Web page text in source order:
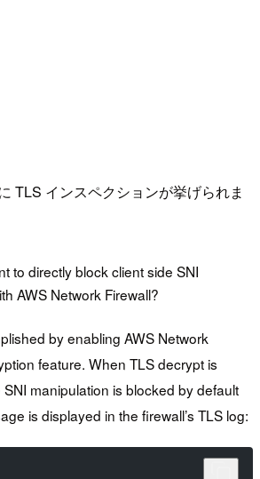
TLS インスペクションが挙げられま
to directly block client side SNI
AWS Network Firewall?
by enabling AWS Network
feature. When TLS decrypt is
manipulation is blocked by default
is displayed in the firewall’s TLS log: